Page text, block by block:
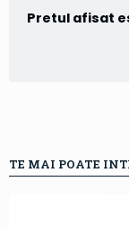
Pretul afisat
TE MAI POATE